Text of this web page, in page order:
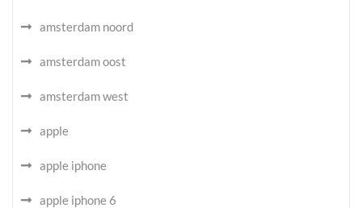
amsterdam noord
amsterdam oost
amsterdam west
apple
apple iphone
apple iphone 6